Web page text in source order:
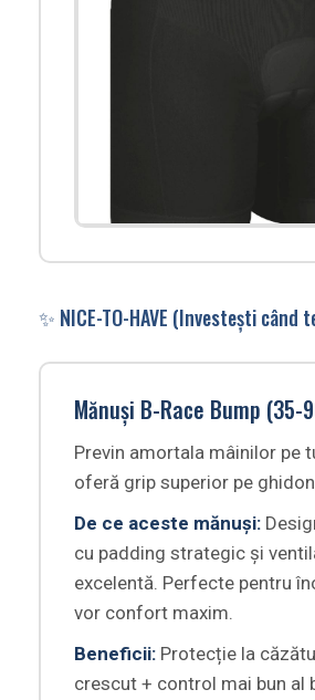
✨ NICE-TO-HAVE (Investești
Mănuși B-Race Bump (35-
Previn amortala mâinilor pe
oferă grip superior pe
De ce aceste mănuși:
cu padding strategic și
excelentă. Perfecte pentru
vor confort maxim.
Beneficii: Protecție la
crescut + control mai bun al